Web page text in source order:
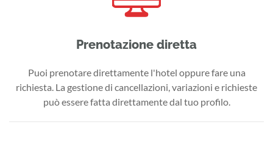
Prenotazione diretta
Puoi prenotare direttamente l'hotel oppure fare una
richiesta. La gestione di cancellazioni, variazioni e richieste
può essere fatta direttamente dal tuo profilo.